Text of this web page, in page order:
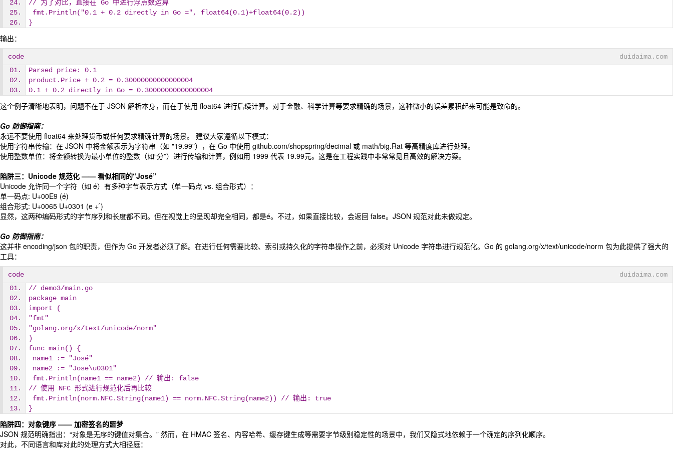
// 为了对比，直接在 Go 中进行浮点数运算
fmt.Println("0.1 + 0.2 directly in Go =", float64(0.1)+float64(0.2))
}
输出：
code
duidaima.com
Parsed price: 0.1
product.Price + 0.2 = 0.30000000000000004
0.1 + 0.2 directly in Go = 0.30000000000000004
这个例子清晰地表明，问题不在于 JSON 解析本身，而在于使用 float64 进行后续计算。对于金融、科学计算等要求精确的场景，这种微小的误差累积起来可能是致命的。
Go 防御指南：
永远不要使用 float64 来处理货币或任何要求精确计算的场景。 建议大家遵循以下模式：
使用字符串传输：在 JSON 中将金额表示为字符串（如 "19.99"），在 Go 中使用 github.com/shopspring/decimal 或 math/big.Rat 等高精度库进行处理。
使用整数单位：将金额转换为最小单位的整数（如“分”）进行传输和计算，例如用 1999 代表 19.99元。这是在工程实践中非常常见且高效的解决方案。
陷阱三：Unicode 规范化 —— 看似相同的“José”
Unicode 允许同一个字符（如 é）有多种字节表示方式（单一码点 vs. 组合形式）：
单一码点: U+00E9 (é)
组合形式: U+0065 U+0301 (e + ́)
显然，这两种编码形式的字节序列和长度都不同。但在视觉上的呈现却完全相同，都是é。不过，如果直接比较，会返回 false。JSON 规范对此未做规定。
Go 防御指南：
这并非 encoding/json 包的职责，但作为 Go 开发者必须了解。在进行任何需要比较、索引或持久化的字符串操作之前，必须对 Unicode 字符串进行规范化。Go 的 golang.org/x/text/unicode/norm 包为此提供了强大的
工具：
code
duidaima.com
// demo3/main.go
package main
import (
"fmt"
"golang.org/x/text/unicode/norm"
)
func main() {
name1 := "José"
name2 := "Jose\u0301"
fmt.Println(name1 == name2) // 输出: false
// 使用 NFC 形式进行规范化后再比较
fmt.Println(norm.NFC.String(name1) == norm.NFC.String(name2)) // 输出: true
}
陷阱四：对象键序 —— 加密签名的噩梦
JSON 规范明确指出：“对象是无序的键值对集合。” 然而，在 HMAC 签名、内容哈希、缓存键生成等需要字节级别稳定性的场景中，我们又隐式地依赖于一个确定的序列化顺序。
对此，不同语言和库对此的处理方式大相径庭：